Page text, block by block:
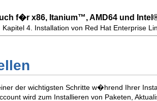
f�r x86, Itanium™, AMD64 und Intel
Kapitel 4. Installation von Red Hat Enterprise
der wichtigsten Schritte w�hrend Ihrer
wird zum Installieren von Paketen,